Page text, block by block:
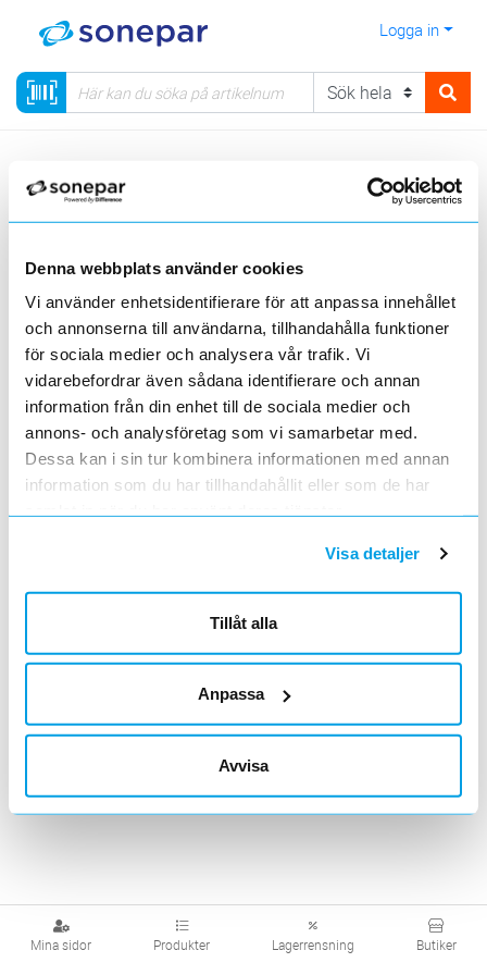
Denna webbplats använder cookies
Vi använder enhetsidentifierare för att anpassa innehållet
och annonserna till användarna, tillhandahålla funktioner
för sociala medier och analysera vår trafik. Vi
vidarebefordrar även sådana identifierare och annan
information från din enhet till de sociala medier och
annons- och analysföretag som vi samarbetar med.
Dessa kan i sin tur kombinera informationen med annan
information som du har tillhandahållit eller som de har
samlat in när du har använt deras tjänster.
Visa detaljer
Tillåt alla
Anpassa
Avvisa
Logga in
Mina sidor Produkter Lagerrensning Butiker
Visa produkter från alla underliggande kategorier
LVI Purmo PAX
Visa produkter från alla underliggande kategorier